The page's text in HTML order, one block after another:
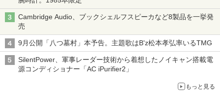
Cambridge Audio、ブックシェルフスピーカなど8製品を一挙発
売
9月公開「八つ墓村」本予告。主題歌はB'z松本孝弘率いるTMG
SilentPower、軍事レーダー技術から着想したノイキャン搭載電
源コンディショナー「AC iPurifier2」
もっと見る